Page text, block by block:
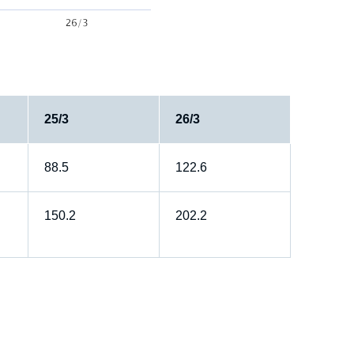
25/3 26/3
88.5 122.6
150.2 202.2